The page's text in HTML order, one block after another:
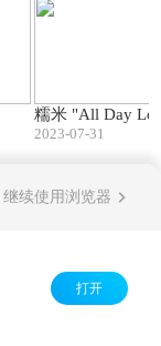
糯米 "All Day
2023-07-31
继续使用浏览器
打开